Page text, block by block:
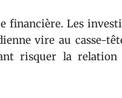
financière. Les
vire au casse-
risquer la